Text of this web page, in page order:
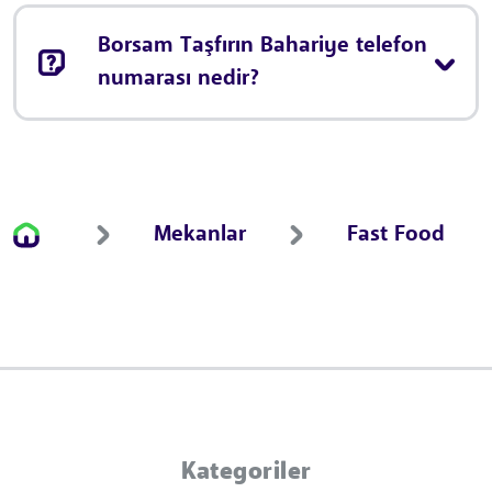
Borsam Taşfırın Bahariye telefon
numarası nedir?
Mekanlar Fast Food
Kategoriler